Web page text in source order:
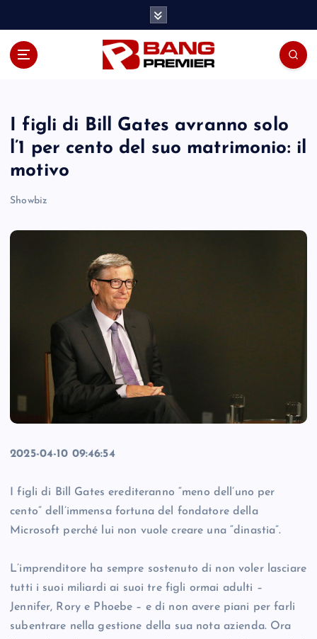
I figli di Bill Gates avranno solo
l’1 per cento del suo matrimonio: il
motivo
Showbiz
2025-04-10 09:46:54
I figli di Bill Gates erediteranno “meno dell’uno per
cento” dell’immensa fortuna del fondatore della
Microsoft perché lui non vuole creare una “dinastia”.
L’imprenditore ha sempre sostenuto di non voler lasciare
tutti i suoi miliardi ai suoi tre figli ormai adulti –
Jennifer, Rory e Phoebe – e di non avere piani per farli
subentrare nella gestione della sua nota azienda. Ora